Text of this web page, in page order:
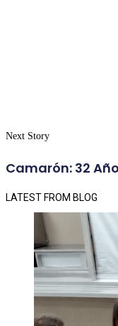
Next Story
Camarón: 32
LATEST FROM BLOG